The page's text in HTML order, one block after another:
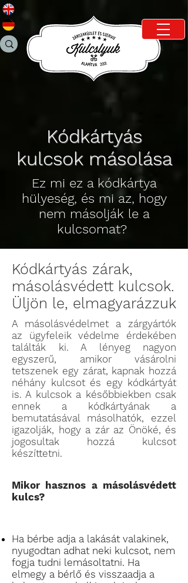
Kódkártyás
kulcsok másolása
Ez mi ez a kódkártya
hülyeség, és mi az, hogy
nem másolják le a
kulcsomat?
Kódkártyás zárak,
másolásvédett kulcsok.
Üljön le, elmagyarázzuk
A másolásvédelmet a zárgyártók
az ügyfeleik védelme érdekében
találták ki. A lényeg nagyon
egyszerű, amikor vásárolni
tetszenek egy zárat, kapnak hozzá
néhány kulcsot és egy kódkártyát
is. A kulcsok a későbbiekben csak
ennek a kódkártyának a
bemutatásával másolhatók, ezzel
igazolják, hogy a zár az Önöké, és
jogosultak hozzá kulcsot
készíttetni.
Mikor hasznos a másolásvédett
kulcs?
Ha bérbe adja a lakását valakinek,
nyugodtan adhat neki kulcsot, nem
fogja tudni lemásoltatni. Ha
elmegy a bérlő és visszaadja a